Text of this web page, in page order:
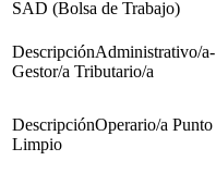
SAD (Bolsa de Trabajo)
Administrativo/a-
Gestor/a Tributario/a
Operario/a Punto
Limpio